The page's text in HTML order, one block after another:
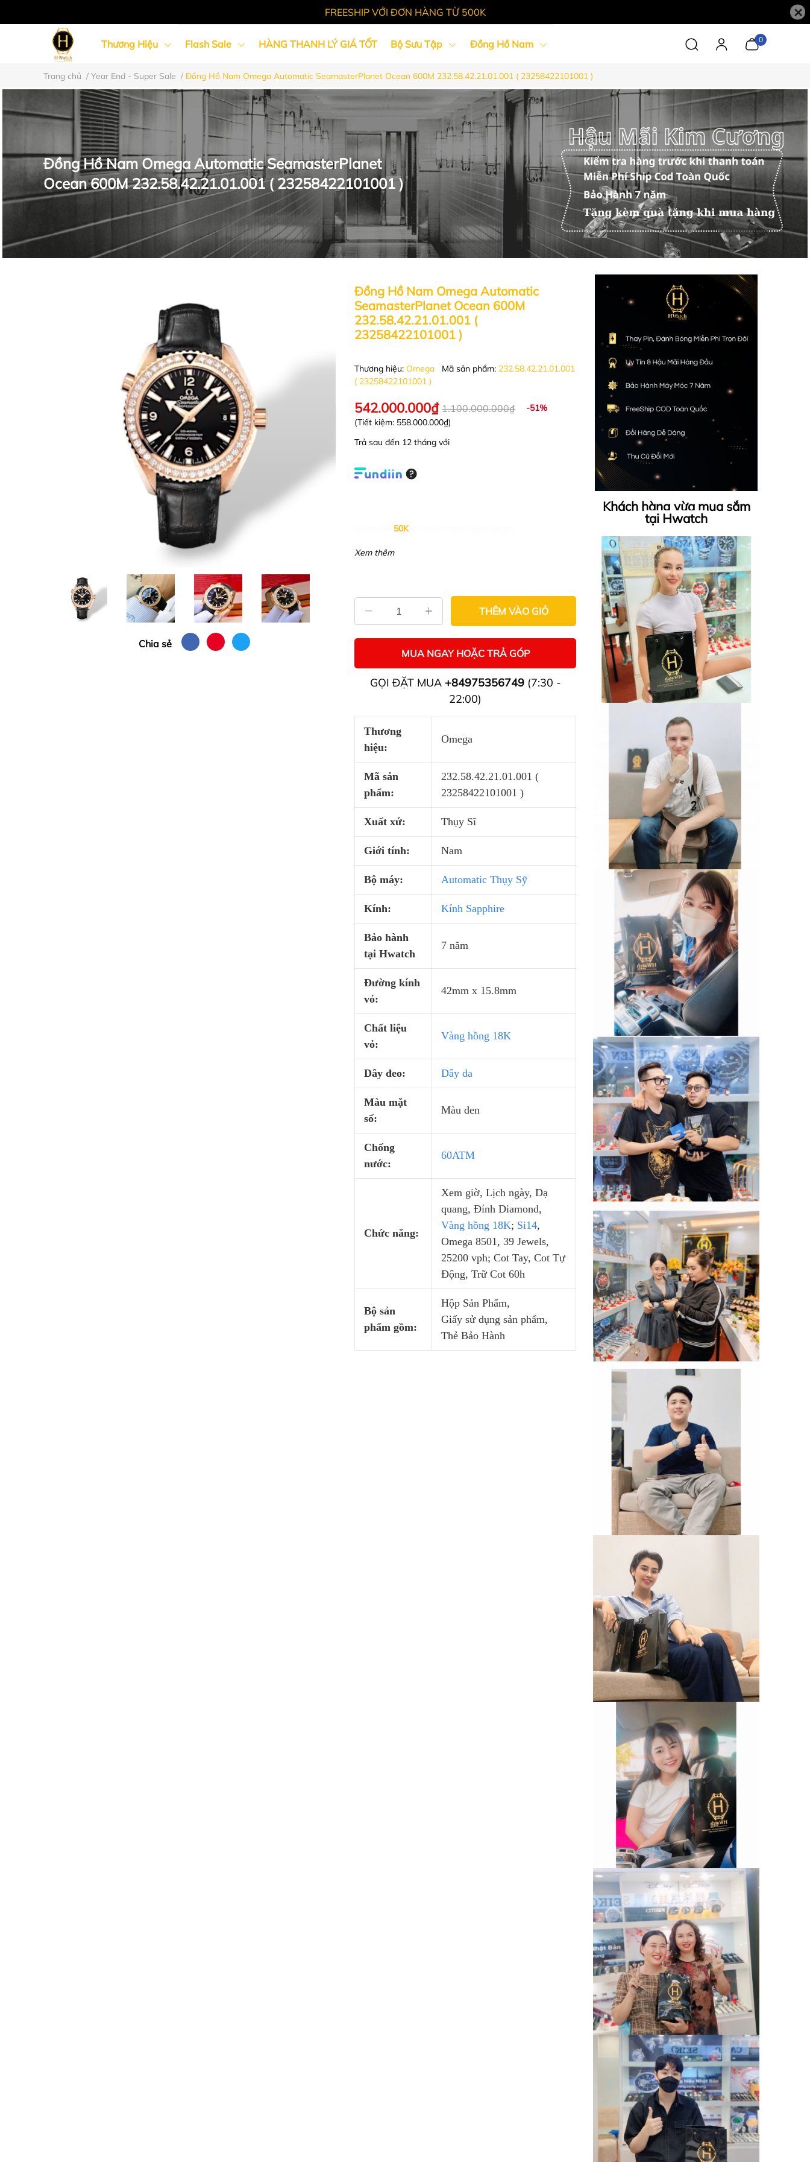
FREESHIP VỚI ĐƠN HÀNG TỪ 500K ×
Thương Hiệu Flash Sale HÀNG THANH LÝ GIÁ TỐT Bộ Sưu Tập Đồng Hồ Nam
Đồng Hồ Nữ Đồng Hồ Cặp Đôi
0
Trang chủ / Year End - Super Sale / Đồng Hồ Nam Omega Automatic SeamasterPlanet Ocean 600M 232.58.42.21.01.001 ( 23258422101001 )
Đồng Hồ Nam Omega Automatic SeamasterPlanet
Ocean 600M 232.58.42.21.01.001 ( 23258422101001 )
Chia sẻ
Đồng Hồ Nam Omega Automatic
SeamasterPlanet Ocean 600M
232.58.42.21.01.001 (
23258422101001 )
Thương hiệu: Omega Mã sản phẩm: 232.58.42.21.01.001
( 23258422101001 )
542.000.000₫ 1.100.000.000₫
-51%
(Tiết kiệm: 558.000.000₫)
Trả sau đến 12 tháng với
50K
Xem thêm
THÊM VÀO GIỎ
MUA NGAY HOẶC TRẢ GÓP
GỌI ĐẶT MUA +84975356749(7:30 -
22:00)
Thương
hiệu:
Omega
Mã sản
phẩm:
232.58.42.21.01.001 (
23258422101001 )
Xuất xứ: Thụy Sĩ
Giới tính: Nam
Bộ máy: Automatic Thụy Sỹ
Kính: Kính Sapphire
Bảo hành
tại Hwatch
7 năm
Đường kính
vỏ:
42mm x 15.8mm
Chất liệu
vỏ:
Vàng hồng 18K
Dây đeo: Dây da
Màu mặt
số:
Màu den
Chống
nước:
60ATM
Chức năng:
Xem giờ, Lịch ngày, Dạ
quang, Đính Diamond,
Vàng hồng 18K; Si14,
Omega 8501, 39 Jewels,
25200 vph; Cot Tay, Cot Tự
Động, Trữ Cot 60h
Bộ sản
phẩm gồm:
Hộp Sản Phẩm,
Giấy sử dụng sản phẩm,
Thẻ Bảo Hành
Khách hàng vừa mua sắm
tại Hwatch